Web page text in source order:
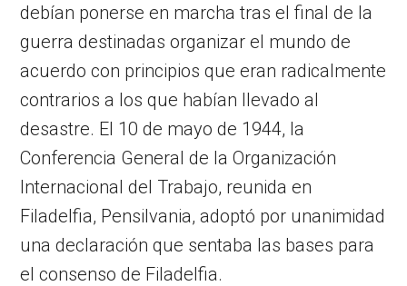
debían ponerse en marcha tras el final de la
guerra destinadas organizar el mundo de
acuerdo con principios que eran radicalmente
contrarios a los que habían llevado al
desastre. El 10 de mayo de 1944, la
Conferencia General de la Organización
Internacional del Trabajo, reunida en
Filadelfia, Pensilvania, adoptó por unanimidad
una declaración que sentaba las bases para
el consenso de Filadelfia.